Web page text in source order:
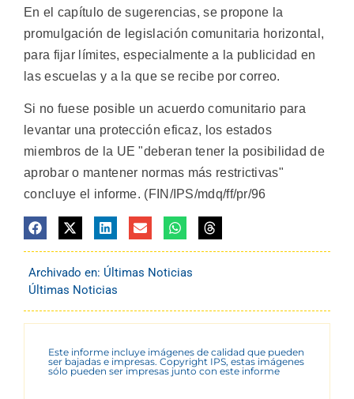
En el capítulo de sugerencias, se propone la
promulgación de legislación comunitaria horizontal,
para fijar límites, especialmente a la publicidad en
las escuelas y a la que se recibe por correo.
Si no fuese posible un acuerdo comunitario para
levantar una protección eficaz, los estados
miembros de la UE "deberan tener la posibilidad de
aprobar o mantener normas más restrictivas"
concluye el informe. (FIN/IPS/mdq/ff/pr/96
Archivado en: Últimas Noticias
Últimas Noticias
Este informe incluye imágenes de calidad que pueden
ser bajadas e impresas. Copyright IPS, estas imágenes
sólo pueden ser impresas junto con este informe